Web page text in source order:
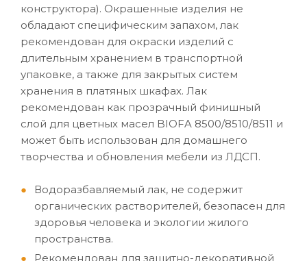
конструктора). Окрашенные изделия не
обладают специфическим запахом, лак
рекомендован для окраски изделий с
длительным хранением в транспортной
упаковке, а также для закрытых систем
хранения в платяных шкафах. Лак
рекомендован как прозрачный финишный
слой для цветных масел BIOFA 8500/8510/8511 и
может быть использован для домашнего
творчества и обновления мебели из ЛДСП.
Водоразбавляемый лак, не содержит
органических растворителей, безопасен для
здоровья человека и экологии жилого
пространства.
Рекомендован для защитно-декоративной